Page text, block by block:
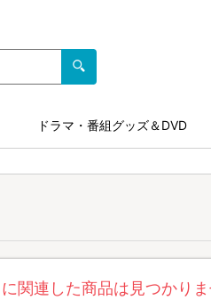
ドラマ・番組グッズ＆DVD
関連した商品は見つかりま